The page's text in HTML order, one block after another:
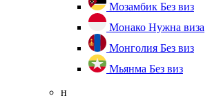
Мозамбик Без виз
Монако Нужна виза
Монголия Без виз
Мьянма Без виз
н